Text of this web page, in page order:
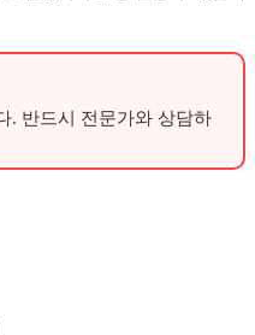
. 반드시 전문가와 상담하